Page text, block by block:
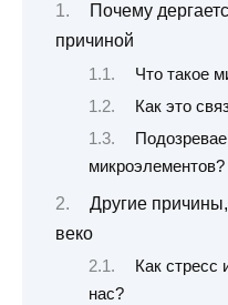
Почему
причиной
Что такое
Как это
микроэлементов?
Другие
веко
Как стресс
нас?